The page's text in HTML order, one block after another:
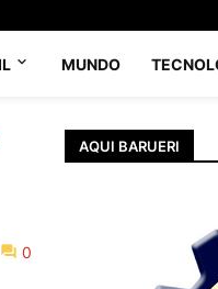
MUNDO
0
AQUI BARUERI